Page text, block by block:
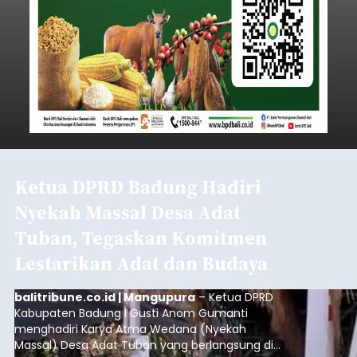
Ketua DPRD Badung Hadiri
Nyekah Massal Desa Adat
Tuban, Tegaskan Komitmen
Lestarikan Adat dan Budaya
balitribune.co.id | Mangupura– Ketua DPRD
Kabupaten Badung I Gusti Anom Gumanti
menghadiri Karya Atma Wedana (Nyekah
Massal) Desa Adat Tuban yang berlangsung di